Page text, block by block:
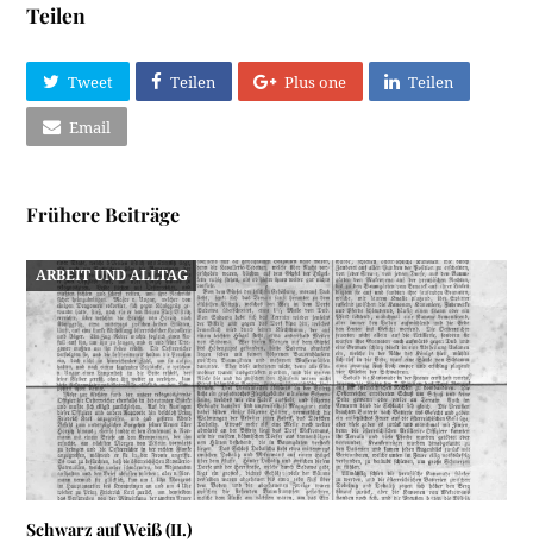
Teilen
Tweet Teilen Plus one Teilen
Email
Frühere Beiträge
ARBEIT UND ALLTAG
Schwarz auf Weiß (II.)